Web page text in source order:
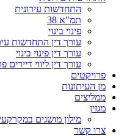
התחדשות עירונית
תמ"א 38
פינוי בינוי
עורך דין התחדשות
עורך דין פינוי בינוי
עורך דין ליווי דיירים
פרויקטים
מן העיתונות
ממליצים
מגזין
מילון מושגים
צרו קשר